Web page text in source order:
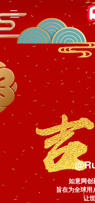
如意网创
旨在为全球用
让